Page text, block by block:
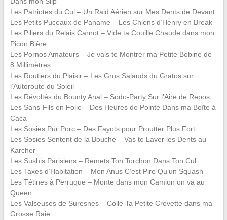
Les Patriotes du Cul – Un Raid Aérien sur Mes Dents de Devant
Les Petits Puceaux de Paname – Les Chiens d’Henry en Break
Les Piliers du Relais Carnot – Vide ta Couille Chaude dans mon
Picon Bière
Les Pornos Amateurs – Je vais te Montrer ma Petite Bobine de
8 Millimètres
Les Routiers du Plaisir – Les Gros Salauds du Gratos sur
l’Autoroute du Soleil
Les Révoltés du Bounty Anal – Sodo-Party Sur l’Aire de Repos
Les Sans-Fils en Folie – Des Heures de Pointe Dans ma Boîte à
Caca
Les Sosies Pur Porc – Des Fayots pour Proutter Plus Fort
Les Sosies Sentent de la Bouche – Vas te Laver les Dents au
Karcher
Les Sushis Parisiens – Remets Ton Torchon Dans Ton Cul
Les Taxes d’Habitation – Mon Anus C’est Pire Qu’un Squash
Les Tétines à Perruque – Monte dans mon Camion on va au
Queen
Les Valseuses de Suresnes – Colle Ta Petite Crevette dans ma
Grosse Raie